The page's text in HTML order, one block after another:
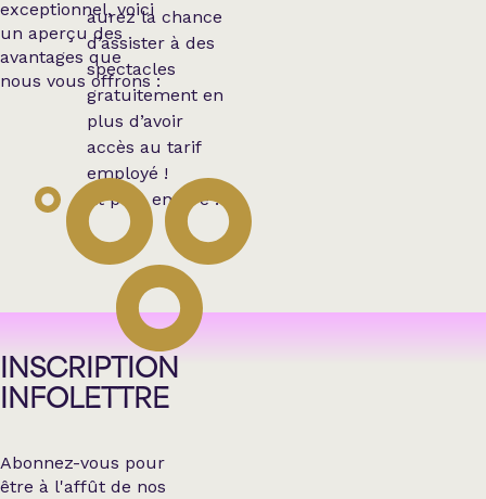
exceptionnel, voici
un aperçu des
avantages que
nous vous offrons :
aurez la chance
d’assister à des
spectacles
gratuitement en
plus d’avoir
accès au tarif
employé !
Et plus encore !
INSCRIPTION
INFOLETTRE
Abonnez-vous pour
être à l'affût de nos